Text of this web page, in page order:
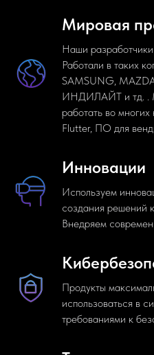
Мировая
Наши
Работали в таких
SAMSUNG,
ИНДИЛАЙТ и тд. .
работать во
Flutter, ПО для
Инновации
Используем
создания решений
Внедряем
Продукты
использоваться в
требованиями к